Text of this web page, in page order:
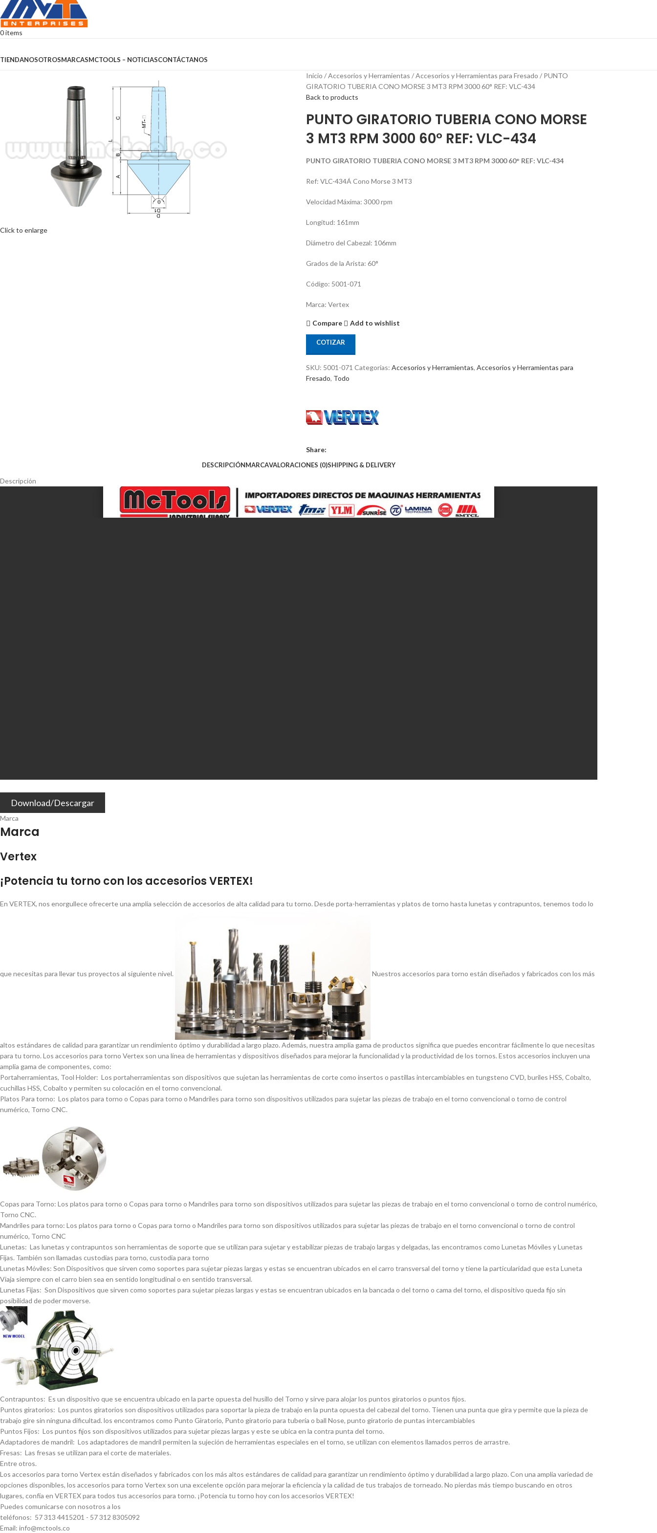
0items
TIENDANOSOTROSMARCASMCTOOLS – NOTICIASCONTÁCTANOS
Click to enlarge
Inicio Accesorios y Herramientas Accesorios y Herramientas para Fresado
PUNTO
GIRATORIO TUBERIA CONO MORSE 3 MT3 RPM 3000 60° REF: VLC-434
Back to products
PUNTO GIRATORIO TUBERIA CONO MORSE
3 MT3 RPM 3000 60° REF: VLC-434
PUNTO GIRATORIO TUBERIA CONO MORSE 3 MT3 RPM 3000 60° REF: VLC-434
Ref: VLC-434Á Cono Morse 3 MT3
Velocidad Máxima: 3000 rpm
Longitud: 161mm
Diámetro del Cabezal: 106mm
Grados de la Arista: 60°
Código: 5001-071
Marca: Vertex
Compare Add to wishlist
COTIZAR
SKU: 5001-071 Categorías: Accesorios y Herramientas, Accesorios y Herramientas para
Fresado, Todo
Share:
DESCRIPCIÓNMARCAVALORACIONES (0)SHIPPING & DELIVERY
Descripción
Download/Descargar
Marca
Marca
Vertex
¡Potencia tu torno con los accesorios VERTEX!
En VERTEX, nos enorgullece ofrecerte una amplia selección de accesorios de alta calidad para tu torno. Desde porta-herramientas y platos de torno hasta lunetas y contrapuntos, tenemos todo lo
que necesitas para llevar tus proyectos al siguiente nivel. Nuestros accesorios para torno están diseñados y fabricados con los más
altos estándares de calidad para garantizar un rendimiento óptimo y durabilidad a largo plazo. Además, nuestra amplia gama de productos significa que puedes encontrar fácilmente lo que necesitas
para tu torno. Los accesorios para torno Vertex son una lí­nea de herramientas y dispositivos diseñados para mejorar la funcionalidad y la productividad de los tornos. Estos accesorios incluyen una
amplia gama de componentes, como:
Portaherramientas, Tool Holder: Los portaherramientas son dispositivos que sujetan las herramientas de corte como insertos o pastillas intercambiables en tungsteno CVD, buriles HSS, Cobalto,
cuchillas HSS, Cobalto y permiten su colocación en el torno convencional.
Platos Para torno: Los platos para torno o Copas para torno o Mandriles para torno son dispositivos utilizados para sujetar las piezas de trabajo en el torno convencional o torno de control
numérico, Torno CNC.
Copas para Torno: Los platos para torno o Copas para torno o Mandriles para torno son dispositivos utilizados para sujetar las piezas de trabajo en el torno convencional o torno de control numérico,
Torno CNC.
Mandriles para torno: Los platos para torno o Copas para torno o Mandriles para torno son dispositivos utilizados para sujetar las piezas de trabajo en el torno convencional o torno de control
numérico, Torno CNC
Lunetas: Las lunetas y contrapuntos son herramientas de soporte que se utilizan para sujetar y estabilizar piezas de trabajo largas y delgadas, las encontramos como Lunetas Móviles y Lunetas
Fijas. También son llamadas custodias para torno, custodia para torno
Lunetas Móviles: Son Dispositivos que sirven como soportes para sujetar piezas largas y estas se encuentran ubicados en el carro transversal del torno y tiene la particularidad que esta Luneta
Viaja siempre con el carro bien sea en sentido longitudinal o en sentido transversal.
Lunetas Fijas: Son Dispositivos que sirven como soportes para sujetar piezas largas y estas se encuentran ubicados en la bancada o del torno o cama del torno, el dispositivo queda fijo sin
posibilidad de poder moverse.
Contrapuntos: Es un dispositivo que se encuentra ubicado en la parte opuesta del husillo del Torno y sirve para alojar los puntos giratorios o puntos fijos.
Puntos giratorios: Los puntos giratorios son dispositivos utilizados para soportar la pieza de trabajo en la punta opuesta del cabezal del torno. Tienen una punta que gira y permite que la pieza de
trabajo gire sin ninguna dificultad. los encontramos como Punto Giratorio, Punto giratorio para tuberí­a o ball Nose, punto giratorio de puntas intercambiables
Puntos Fijos: Los puntos fijos son dispositivos utilizados para sujetar piezas largas y este se ubica en la contra punta del torno.
Adaptadores de mandril: Los adaptadores de mandril permiten la sujeción de herramientas especiales en el torno, se utilizan con elementos llamados perros de arrastre.
Fresas: Las fresas se utilizan para el corte de materiales.
Entre otros.
Los accesorios para torno Vertex están diseñados y fabricados con los más altos estándares de calidad para garantizar un rendimiento óptimo y durabilidad a largo plazo. Con una amplia variedad de
opciones disponibles, los accesorios para torno Vertex son una excelente opción para mejorar la eficiencia y la calidad de tus trabajos de torneado. No pierdas más tiempo buscando en otros
lugares, confí­a en VERTEX para todos tus accesorios para torno. ¡Potencia tu torno hoy con los accesorios VERTEX!
Puedes comunicarse con nosotros a los
teléfonos: 57 313 4415201 - 57 312 8305092
Email: info@mctools.co